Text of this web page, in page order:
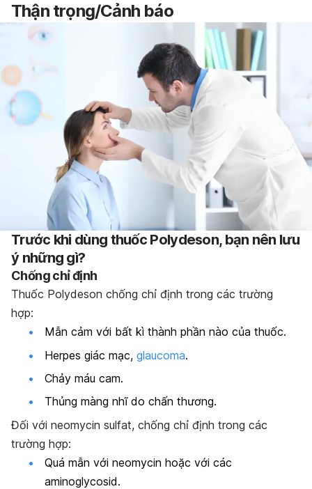
Thận trọng/Cảnh báo
Trước khi dùng thuốc Polydeson, bạn nên lưu
ý những gì?
Chống chỉ định
Thuốc Polydeson chống chỉ định trong các trường
hợp:
Mẫn cảm với bất kì thành phần nào của thuốc.
Herpes giác mạc, glaucoma.
Chảy máu cam.
Thủng màng nhĩ do chấn thương.
Đối với neomycin sulfat, chống chỉ định trong các
trường hợp:
Quá mẫn với neomycin hoặc với các
aminoglycosid.